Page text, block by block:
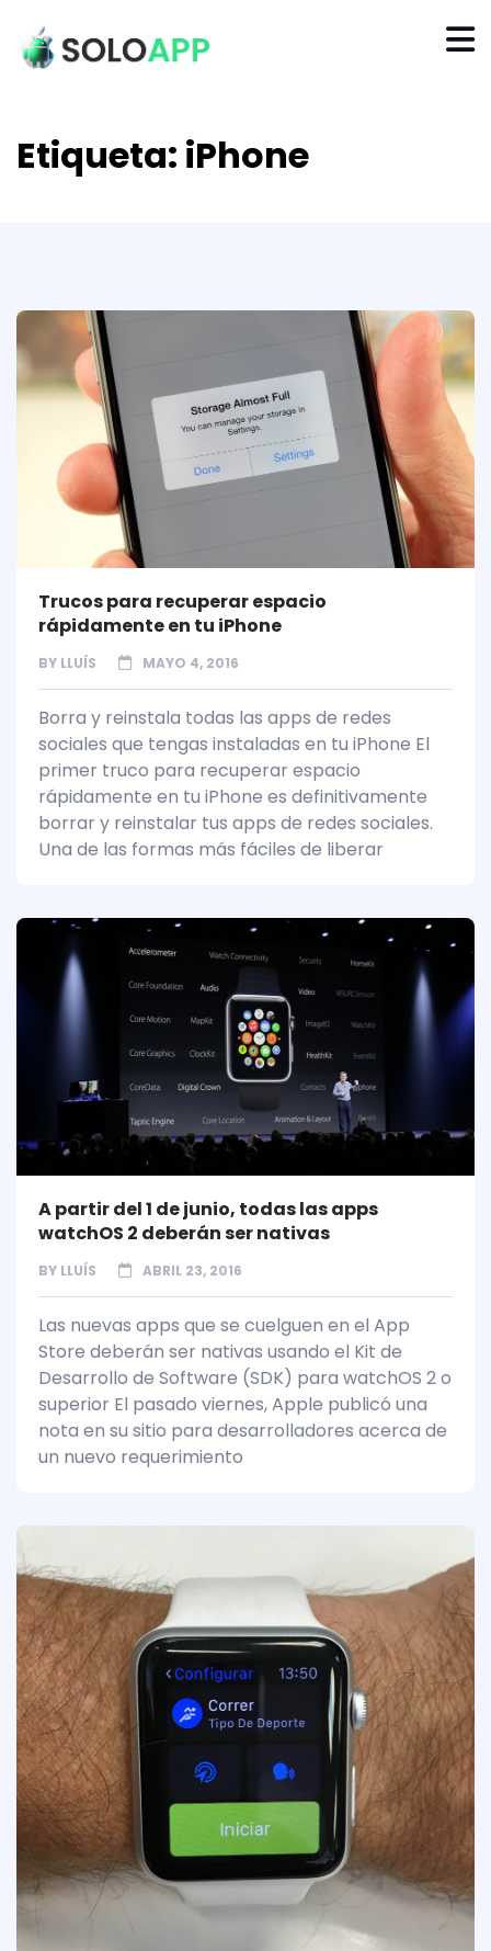
Etiqueta: iPhone
Trucos para recuperar espacio
rápidamente en tu iPhone
BY LLUÍS MAYO 4, 2016
Borra y reinstala todas las apps de redes
sociales que tengas instaladas en tu iPhone El
primer truco para recuperar espacio
rápidamente en tu iPhone es definitivamente
borrar y reinstalar tus apps de redes sociales.
Una de las formas más fáciles de liberar
A partir del 1 de junio, todas las apps
watchOS 2 deberán ser nativas
BY LLUÍS ABRIL 23, 2016
Las nuevas apps que se cuelguen en el App
Store deberán ser nativas usando el Kit de
Desarrollo de Software (SDK) para watchOS 2 o
superior El pasado viernes, Apple publicó una
nota en su sitio para desarrolladores acerca de
un nuevo requerimiento